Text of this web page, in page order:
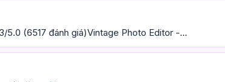
5.0 (6517 đánh giá)Vintage Photo Editor -...